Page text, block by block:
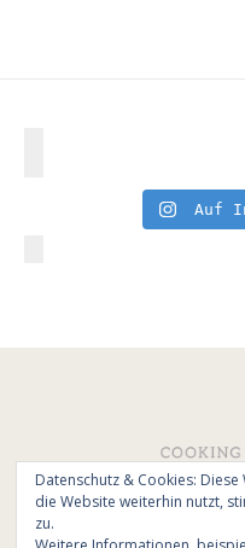
Auf
© All Rights
Datenschutz & Cookies:
die Website weiterhin nutzt,
zu.